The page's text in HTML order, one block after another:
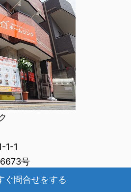
1-1
号
引業保証協会
ぐ問合せをする